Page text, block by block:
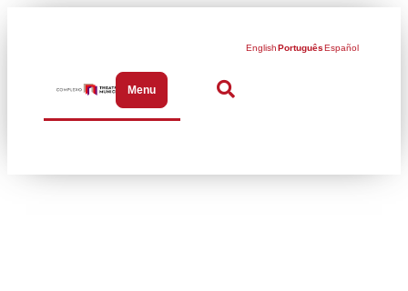
MenuAbrir menu de navegação
EnglishPortuguêsEspañol